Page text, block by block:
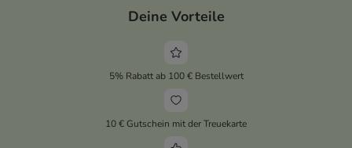
Deine Vorteile
5% Rabatt ab 100 € Bestellwert
10 € Gutschein mit der Treuekarte